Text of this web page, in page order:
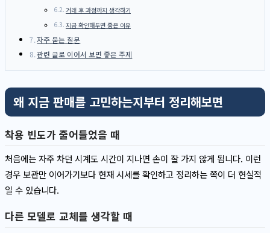
거래 후 과정까지 생각하기
지금 확인해두면 좋은 이유
자주 묻는 질문
관련 글로 이어서 보면 좋은 주제
왜 지금 판매를 고민하는지부터 정리해보면
착용 빈도가 줄어들었을 때
처음에는 자주 차던 시계도 시간이 지나면 손이 잘 가지 않게 됩니다. 이런
경우 보관만 이어가기보다 현재 시세를 확인하고 정리하는 쪽이 더 현실적
일 수 있습니다.
다른 모델로 교체를 생각할 때